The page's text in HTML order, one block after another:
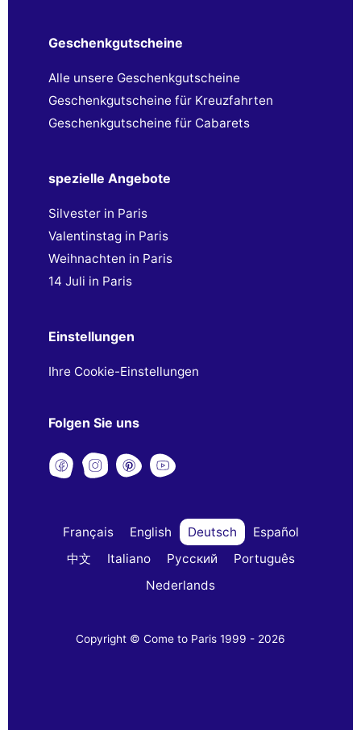
Geschenkgutscheine
Alle unsere Geschenkgutscheine
Geschenkgutscheine für Kreuzfahrten
Geschenkgutscheine für Cabarets
spezielle Angebote
Silvester in Paris
Valentinstag in Paris
Weihnachten in Paris
14 Juli in Paris
Einstellungen
Ihre Cookie-Einstellungen
Folgen Sie uns
Français English Deutsch
Español
中文
Italiano Русский
Português
Nederlands
Copyright © Come to Paris 1999 - 2026